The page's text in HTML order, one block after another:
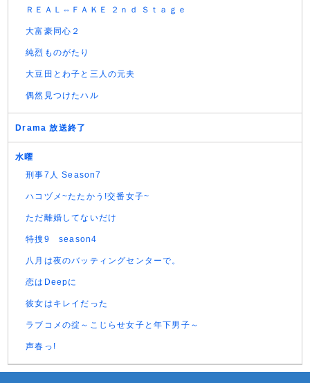
ＲＥＡＬ⇔ＦＡＫＥ ２ｎｄ Ｓｔａｇｅ
大富豪同心２
純烈ものがたり
大豆田とわ子と三人の元夫
偶然見つけたハル
Drama 放送終了
水曜
刑事7人 Season7
ハコヅメ~たたかう!交番女子~
ただ離婚してないだけ
特捜9 season4
八月は夜のバッティングセンターで。
恋はDeepに
彼女はキレイだった
ラブコメの掟～こじらせ女子と年下男子～
声春っ!